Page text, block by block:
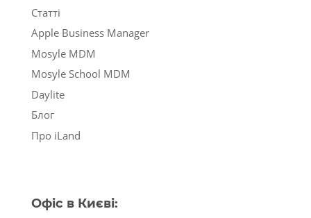
Статті
Apple Business Manager
Mosyle MDM
Mosyle School MDM
Daylite
Блог
Про iLand
Офіс в Києві: